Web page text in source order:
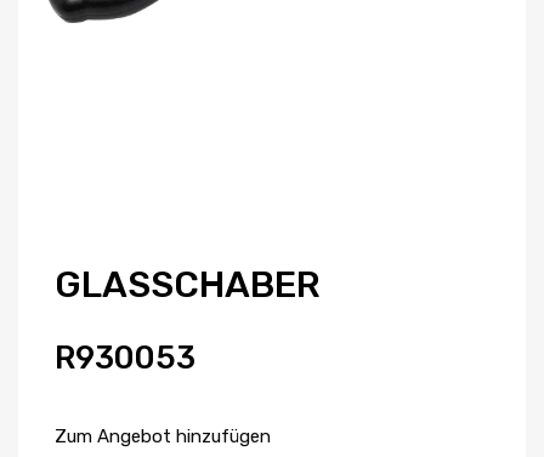
GLASSCHABER
R930053
Zum Angebot hinzufügen